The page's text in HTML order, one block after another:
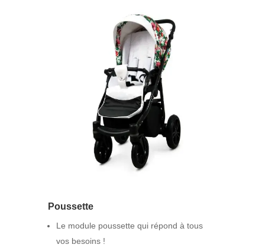
Poussette
Le module poussette qui répond à tous
vos besoins !